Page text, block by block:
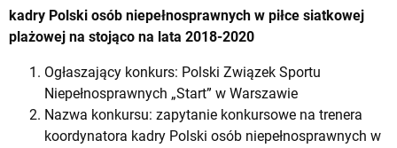
kadry Polski osób niepełnosprawnych w piłce siatkowej
plażowej na stojąco na lata 2018-2020
Ogłaszający konkurs: Polski Związek Sportu
Niepełnosprawnych „Start” w Warszawie
Nazwa konkursu: zapytanie konkursowe na trenera
koordynatora kadry Polski osób niepełnosprawnych w